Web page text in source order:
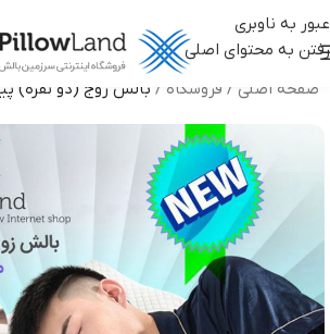
عبور به ناوبری
رفتن به محتوای اصلی
صفحه اصلی / فروشگاه / بالش زوج (دو نفره)